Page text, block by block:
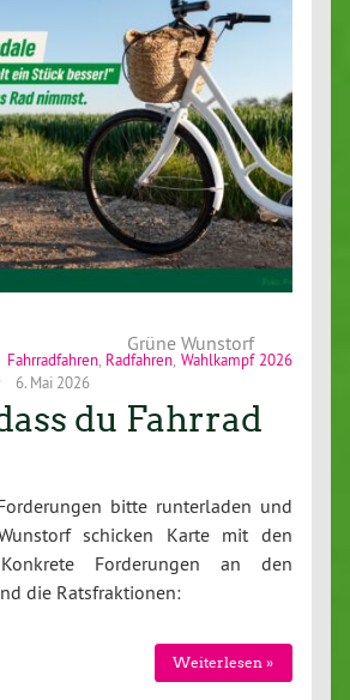
Grüne Wunstorf
Fahrradfahren, Radfahren Wahlkampf 2026
6. Mai 2026
du Fahrrad
bitte runterladen und
schicken Karte mit den
Forderungen an den
die Ratsfraktionen:
Weiterlesen »